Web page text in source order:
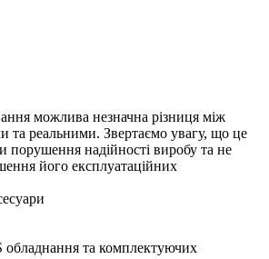
можлива незначна різниця між
та реальними. Звертаємо увагу, що це
порушення надійності виробу та не
його експлуатаційних
обладнання та комплектуючих